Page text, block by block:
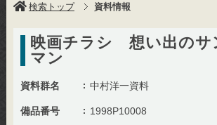
検索トップ 資料情報
映画チラシ 想い出のサ
マン
資料群名 中村洋一資料
備品番号 1998P10008